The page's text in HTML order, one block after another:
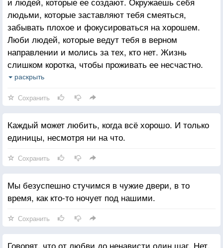
людьми, которые заставляют тебя смеяться,
забывать плохое и фокусироваться на хорошем.
Люби людей, которые ведут тебя в верном
направлении и молись за тех, кто нет. Жизнь
слишком коротка, чтобы проживать ее несчастно.
Падение - это часть жизни, но восстание - сама
раскрыть
Сохранить
Каждый может любить, когда всё хорошо. И только
единицы, несмотря ни на что.
Сохранить
Мы безуспешно стучимся в чужие двери, в то
время, как кто-то ночует под нашими.
Сохранить
Говорят, что от любви до ненависти один шаг. Нет,